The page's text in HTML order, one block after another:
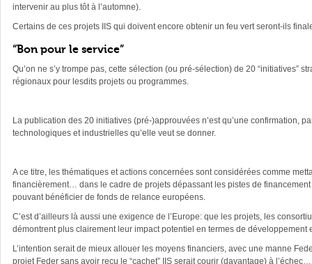
intervenir au plus tôt à l’automne).
Certains de ces projets IIS qui doivent encore obtenir un feu vert seront-ils
“Bon pour le service”
Qu’on ne s’y trompe pas, cette sélection (ou pré-sélection) de 20
régionaux pour lesdits projets ou programmes.
La publication des 20 initiatives (pré-)approuvées n’est qu’une confirmation,
technologiques et industrielles qu’elle veut se donner.
A ce titre, les thématiques et actions concernées sont considérées comme
financièrement… dans le cadre de projets dépassant les pistes de
pouvant bénéficier de fonds de relance européens.
C’est d’ailleurs là aussi une exigence de l’Europe: que les projets, les
démontrent plus clairement leur impact potentiel en termes de développement
L’intention serait de mieux allouer les moyens financiers, avec une manne
projet Feder sans avoir reçu le “cachet” IIS serait courir (davantage) à